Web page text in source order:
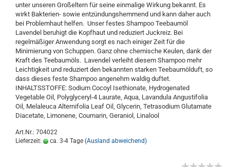
unter unseren Großeltern für seine einmalige Wirkung bekannt. Es
wirkt Bakterien- sowie entzündungshemmend und kann daher auch
bei Problemhaut helfen. Unser festes Shampoo Teebaumöl
Lavendel beruhigt die Kopfhaut und reduziert Juckreiz. Bei
regelmäßiger Anwendung sorgt es nach einiger Zeit für die
Minimierung von Schuppen. Ganz ohne chemische Keulen, dank der
Kraft des Teebaumöls. Lavendel verleiht diesem Shampoo mehr
Leichtigkeit und reduziert den bekannten starken Teebaumölduft, so
dass dieses feste Shampoo angenehm waldig duftet.
INHALTSSTOFFE: Sodium Cocoyl Isethionate, Hydrogenated
Vegetable Oil, Polyglyceryl-4 Laurate, Aqua, Lavandula Angustifolia
Oil, Melaleuca Alternifolia Leaf Oil, Glycerin, Tetrasodium Glutamate
Diacetate, Limonene, Coumarin, Geraniol, Linalool
Art.Nr.: 704022
Lieferzeit:
ca. 3-4 Tage (Ausland abweichend)